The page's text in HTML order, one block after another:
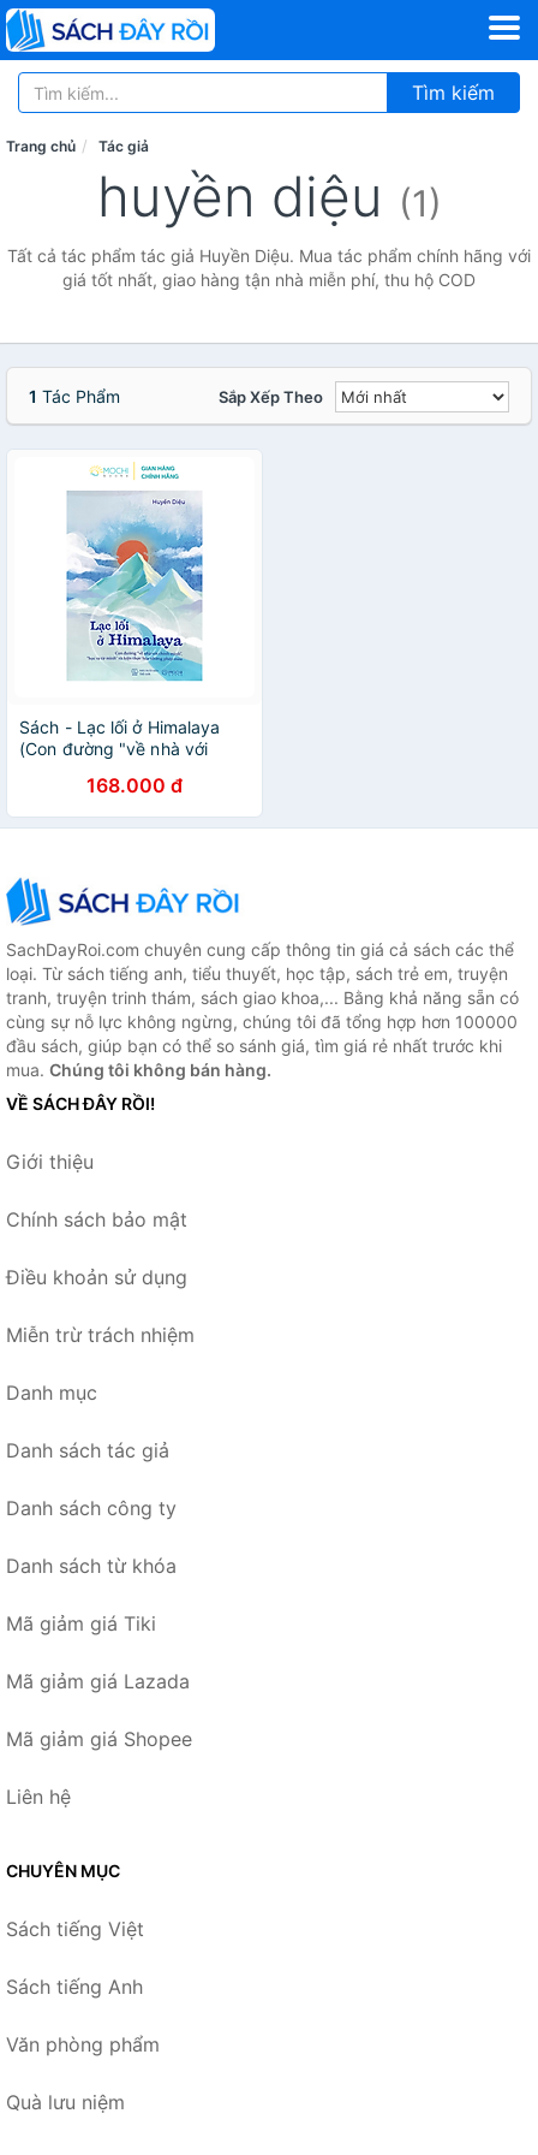
Tìm kiếm
Trang chủ Tác giả
huyền diệu (1)
Tất cả tác phẩm tác giả Huyền Diệu. Mua tác phẩm chính hãng với
giá tốt nhất, giao hàng tận nhà miễn phí, thu hộ COD
1 Tác Phẩm Sắp Xếp Theo
Sách - Lạc lối ở Himalaya
(Con đường "về nhà với
và hiện thực hóa những
phép màu)
168.000 đ
SachDayRoi.com chuyên cung cấp thông tin giá cả sách các thể
loại. Từ sách tiếng anh, tiểu thuyết, học tập, sách trẻ em, truyện
tranh, truyện trinh thám, sách giao khoa,... Bằng khả năng sẵn có
cùng sự nỗ lực không ngừng, chúng tôi đã tổng hợp hơn 100000
đầu sách, giúp bạn có thể so sánh giá, tìm giá rẻ nhất trước khi
mua. Chúng tôi không bán hàng.
VỀ SÁCH ĐÂY RỒI!
Giới thiệu
Chính sách bảo mật
Điều khoản sử dụng
Miễn trừ trách nhiệm
Danh mục
Danh sách tác giả
Danh sách công ty
Danh sách từ khóa
Mã giảm giá Tiki
Mã giảm giá Lazada
Mã giảm giá Shopee
Liên hệ
CHUYÊN MỤC
Sách tiếng Việt
Sách tiếng Anh
Văn phòng phẩm
Quà lưu niệm